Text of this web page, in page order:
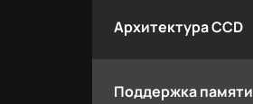
Архитектура CCD
Поддержка памяти